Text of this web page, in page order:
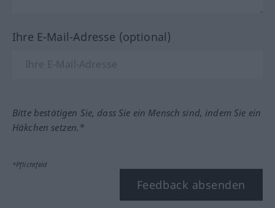
Ihre E-Mail-Adresse (optional)
Bitte bestätigen Sie, dass Sie ein Mensch sind, indem Sie ein
Häkchen setzen.*
*Pflichtfeld
Feedback absenden